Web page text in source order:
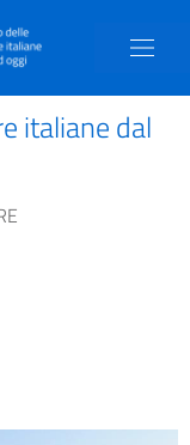
italiane dal